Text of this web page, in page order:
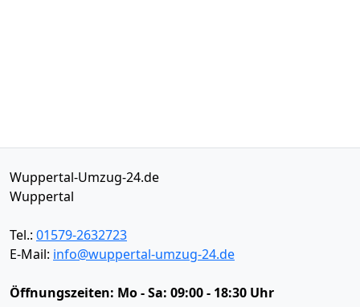
Wuppertal-Umzug-24.de
Wuppertal
Tel.: 01579-2632723
E-Mail: info@wuppertal-umzug-24.de
Öffnungszeiten: Mo - Sa: 09:00 - 18:30 Uhr